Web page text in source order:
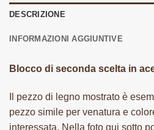
DESCRIZIONE
INFORMAZIONI AGGIUNTIVE
Blocco di seconda scelta in
Il pezzo di legno mostrato è
pezzo simile per venatura e
interessata. Nella foto qui sotto